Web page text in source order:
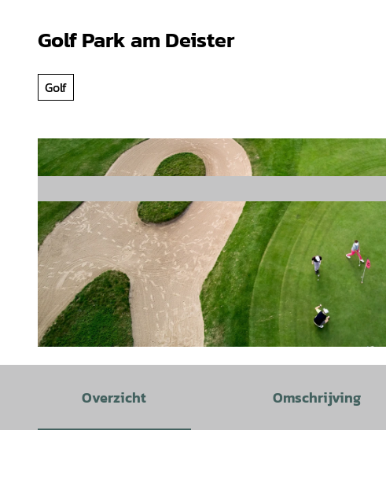
Golf Park am Deister
Golf
Overzicht Omschrijving